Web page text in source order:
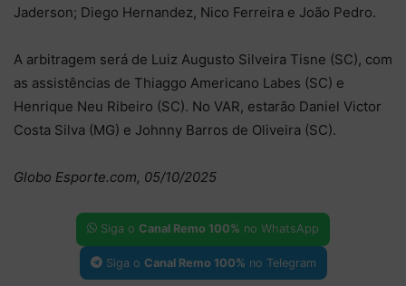
Jaderson; Diego Hernandez, Nico Ferreira e João Pedro.
A arbitragem será de Luiz Augusto Silveira Tisne (SC), com
as assistências de Thiaggo Americano Labes (SC) e
Henrique Neu Ribeiro (SC). No VAR, estarão Daniel Victor
Costa Silva (MG) e Johnny Barros de Oliveira (SC).
Globo Esporte.com, 05/10/2025
Siga o Canal Remo 100% no WhatsApp
Siga o Canal Remo 100% no Telegram